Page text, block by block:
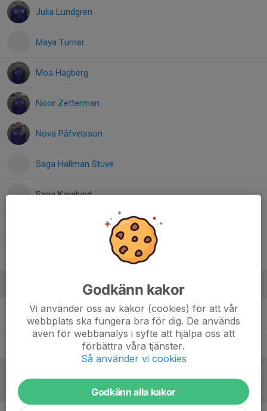
Julia Lundgren
Maya Turner
Moa Hagberg
Noor Zetterman
Nova Påfvelsson
Saga Hallman Stuve
Saga Karelund
Daniel Hindström Tränare
Emma WidellHjälptränare
Referat
Godkänn kakor
Vi använder oss av kakor (cookies) för att vår
webbplats ska fungera bra för dig. De används
även för webbanalys i syfte att hjälpa oss att
förbättra våra tjänster.
Så använder vi cookies
Godkänn alla kakor